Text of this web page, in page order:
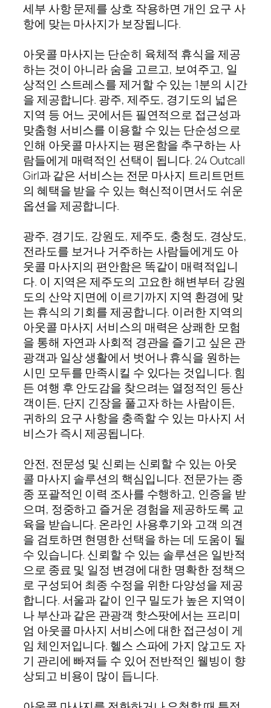
세부 사항 문제를 상호 작용하면 개인 요구 사
항에 맞는 마사지가 보장됩니다.
아웃콜 마사지는 단순히 육체적 휴식을 제공
하는 것이 아니라 숨을 고르고, 보여주고, 일
상적인 스트레스를 제거할 수 있는 1분의 시간
을 제공합니다. 광주, 제주도, 경기도의 넓은
지역 등 어느 곳에서든 필연적으로 접근성과
맞춤형 서비스를 이용할 수 있는 단순성으로
인해 아웃콜 마사지는 평온함을 추구하는 사
람들에게 매력적인 선택이 됩니다. 24 Outcall
Girl과 같은 서비스는 전문 마사지 트리트먼트
의 혜택을 받을 수 있는 혁신적이면서도 쉬운
옵션을 제공합니다.
광주, 경기도, 강원도, 제주도, 충청도, 경상도,
전라도를 보거나 거주하는 사람들에게도 아
웃콜 마사지의 편안함은 똑같이 매력적입니
다. 이 지역은 제주도의 고요한 해변부터 강원
도의 산악 지면에 이르기까지 지역 환경에 맞
는 휴식의 기회를 제공합니다. 이러한 지역의
아웃콜 마사지 서비스의 매력은 상쾌한 모험
을 통해 자연과 사회적 경관을 즐기고 싶은 관
광객과 일상 생활에서 벗어나 휴식을 원하는
시민 모두를 만족시킬 수 있다는 것입니다. 힘
든 여행 후 안도감을 찾으려는 열정적인 등산
객이든, 단지 긴장을 풀고자 하는 사람이든,
귀하의 요구 사항을 충족할 수 있는 마사지 서
비스가 즉시 제공됩니다.
안전, 전문성 및 신뢰는 신뢰할 수 있는 아웃
콜 마사지 솔루션의 핵심입니다. 전문가는 종
종 포괄적인 이력 조사를 수행하고, 인증을 받
으며, 정중하고 즐거운 경험을 제공하도록 교
육을 받습니다. 온라인 사용후기와 고객 의견
을 검토하면 현명한 선택을 하는 데 도움이 될
수 있습니다. 신뢰할 수 있는 솔루션은 일반적
으로 종료 및 일정 변경에 대한 명확한 정책으
로 구성되어 최종 수정을 위한 다양성을 제공
합니다. 서울과 같이 인구 밀도가 높은 지역이
나 부산과 같은 관광객 핫스팟에서는 프리미
엄 아웃콜 마사지 서비스에 대한 접근성이 게
임 체인저입니다. 헬스 스파에 가지 않고도 자
기 관리에 빠져들 수 있어 전반적인 웰빙이 향
상되고 비용이 많이 듭니다.